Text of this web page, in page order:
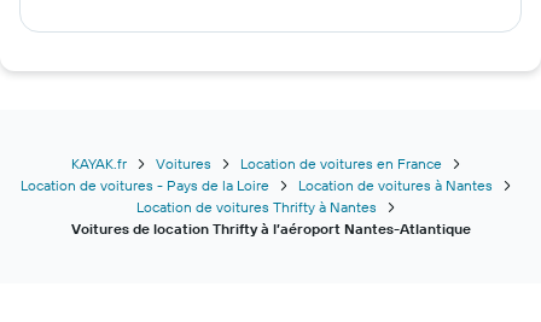
KAYAK.fr Voitures
Location de voitures en France
Location de voitures - Pays de la Loire
Location de voitures à Nantes
Location de voitures Thrifty à Nantes
Voitures de location Thrifty à l’aéroport Nantes-Atlantique